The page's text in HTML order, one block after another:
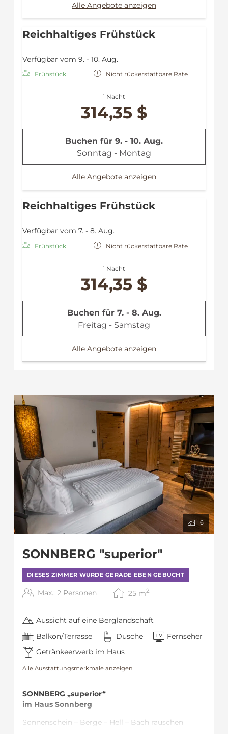
Alle Angebote anzeigen
Reichhaltiges Frühstück
Verfügbar vom 9. - 10. Aug.
Frühstück Nicht rückerstattbare Rate
1 Nacht
314,35 $
Buchen für 9. - 10. Aug.
Sonntag - Montag
Alle Angebote anzeigen
Reichhaltiges Frühstück
Verfügbar vom 7. - 8. Aug.
Frühstück Nicht rückerstattbare Rate
1 Nacht
314,35 $
Buchen für 7. - 8. Aug.
Freitag - Samstag
Alle Angebote anzeigen
6
SONNBERG "superior"
DIESES ZIMMER WURDE GERADE EBEN GEBUCHT
Max.: 2 Personen 25 m2
Aussicht auf eine Berglandschaft
Balkon/Terrasse
Dusche
Fernseher
Getränkeerwerb im Haus
Alle Ausstattungsmerkmale anzeigen
SONNBERG „superior“
im Haus Sonnberg
Sonnenschein – Berge – Hell – Bach rauschen